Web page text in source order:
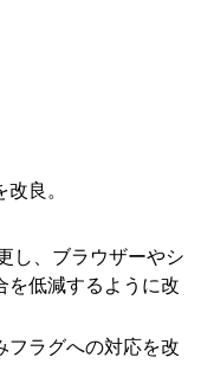
良。
し、ブラウザーやシ
を低減するように改
フラグへの対応を改